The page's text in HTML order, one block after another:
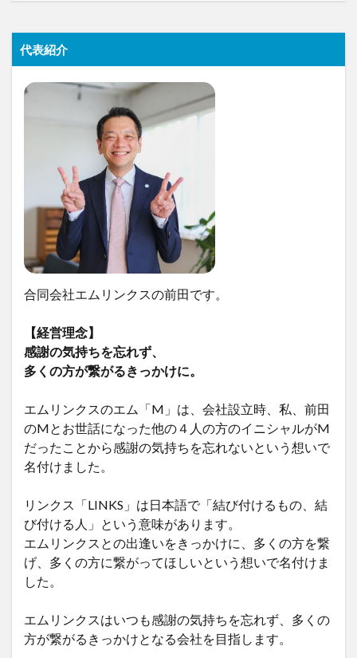
代表紹介
合同会社エムリンクスの前田です。
【経営理念】
感謝の気持ちを忘れず、
多くの方が繋がるきっかけに。
エムリンクスのエム「M」は、会社設立時、私、前田
のMとお世話になった他の４人の方のイニシャルがM
だったことから感謝の気持ちを忘れないという想いで
名付けました。
リンクス「LINKS」は日本語で「結び付けるもの、結
び付ける人」という意味があります。
エムリンクスとの出逢いをきっかけに、多くの方を繋
げ、多くの方に繋がってほしいという想いで名付けま
した。
エムリンクスはいつも感謝の気持ちを忘れず、多くの
方が繋がるきっかけとなる会社を目指します。